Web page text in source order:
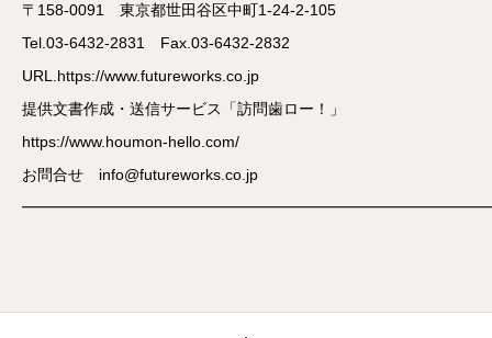
〒158-0091 東京都世田谷区中町1-24-2-105
Tel.03-6432-2831 Fax.03-6432-2832
URL.https://www.futureworks.co.jp
提供文書作成・送信サービス「訪問歯ロー！」
https://www.houmon-hello.com/
お問合せ info@futureworks.co.jp